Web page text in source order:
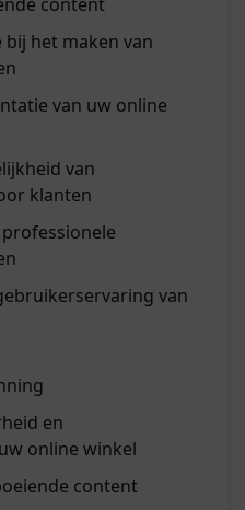
content
het maken van
van uw online
van
klanten
van
en
online winkel
content